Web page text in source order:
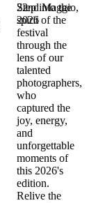
22nd Maggio,
2026
Step into the
spirit of the
festival
through the
lens of our
talented
photographers,
who
captured the
joy, energy,
and
unforgettable
moments of
this 2026's
edition.
Relive the